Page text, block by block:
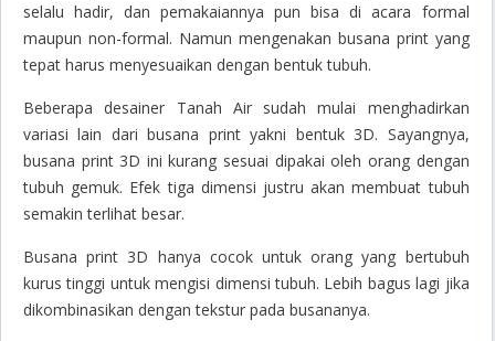
selalu hadir, dan pemakaiannya pun bisa di acara formal
maupun non-formal. Namun mengenakan busana print yang
tepat harus menyesuaikan dengan bentuk tubuh.
Beberapa desainer Tanah Air sudah mulai menghadirkan
variasi lain dari busana print yakni bentuk 3D. Sayangnya,
busana print 3D ini kurang sesuai dipakai oleh orang dengan
tubuh gemuk. Efek tiga dimensi justru akan membuat tubuh
semakin terlihat besar.
Busana print 3D hanya cocok untuk orang yang bertubuh
kurus tinggi untuk mengisi dimensi tubuh. Lebih bagus lagi jika
dikombinasikan dengan tekstur pada busananya.